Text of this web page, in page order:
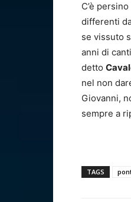
C’è
differenti
se vissuto
anni di
detto
nel non
Giovanni,
sempre a
TAGS